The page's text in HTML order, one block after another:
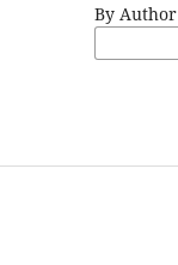
By Author